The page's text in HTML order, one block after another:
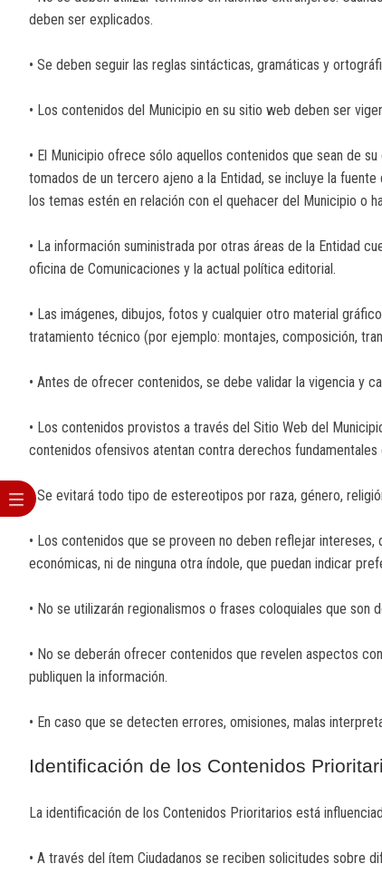
deben ser explicados.
• Se deben seguir las reglas sintácticas, gramáticas y
• Los contenidos del Municipio en su sitio web deben ser
• El Municipio ofrece sólo aquellos contenidos que sean de
tomados de un tercero ajeno a la Entidad, se incluye la
los temas estén en relación con el quehacer del Municipio o
• La información suministrada por otras áreas de la Entidad
oficina de Comunicaciones y la actual política editorial.
• Las imágenes, dibujos, fotos y cualquier otro material
tratamiento técnico (por ejemplo: montajes, composición,
• Antes de ofrecer contenidos, se debe validar la vigencia y
• Los contenidos provistos a través del Sitio Web del
contenidos ofensivos atentan contra derechos
• Se evitará todo tipo de estereotipos por raza, género,
• Los contenidos que se proveen no deben reflejar
económicas, ni de ninguna otra índole, que puedan indicar
• No se utilizarán regionalismos o frases coloquiales que son
• No se deberán ofrecer contenidos que revelen aspectos
publiquen la información.
• En caso que se detecten errores, omisiones, malas
Identificación de los Contenidos
La identificación de los Contenidos Prioritarios está
• A través del ítem Ciudadanos se reciben solicitudes sobre